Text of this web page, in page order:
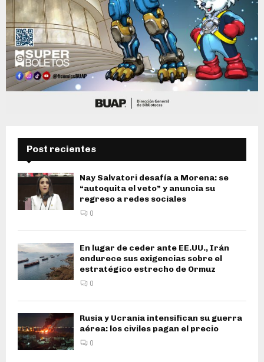
Post recientes
Nay Salvatori desafía a Morena: se
“autoquita el veto” y anuncia su
regreso a redes sociales
0
En lugar de ceder ante EE.UU., Irán
endurece sus exigencias sobre el
estratégico estrecho de Ormuz
0
Rusia y Ucrania intensifican su guerra
aérea: los civiles pagan el precio
0